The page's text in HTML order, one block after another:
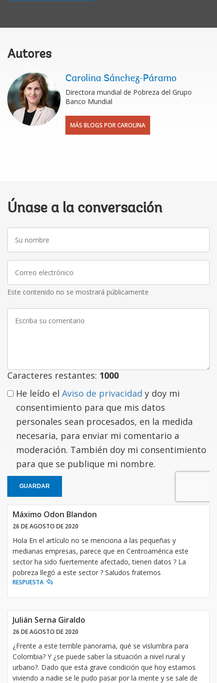
Autores
Carolina Sánchez-Páramo
Directora mundial de Pobreza del Grupo
Banco Mundial
MÁS BLOGS POR CAROLINA
Únase a la conversación
nombre
electrónico
Este contenido no se mostrará públicamente
Caracteres restantes: 1000
He leído el Aviso de privacidad y doy mi
consentimiento para que mis datos
personales sean procesados, en la medida
necesaria, para enviar mi comentario a
moderación. También doy mi consentimiento
para que se publique mi nombre.
GUARDAR
Máximo Odon Blandon
26 DE AGOSTO DE 2020
Hola En el artículo no se menciona a las pequeñas y
medianas empresas, parece que en Centroamérica este
sector ha sido fuertemente afectado, tienen datos ? La
pobreza llegó a este sector ? Saludos fraternos
RESPUESTA
Julián Serna Giraldo
26 DE AGOSTO DE 2020
¿Frente a este terrible panorama, qué se vislumbra para
Colombia? Y ¿se puede saber la situación a nivel rural y
urbano?. Dado que esta grave condición que hoy estamos
viviendo a nadie se le pudo pasar por la mente y se sale de